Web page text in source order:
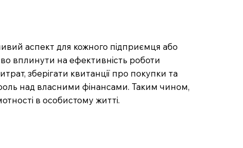
аспект для кожного підприємця або
вплинути на ефективність роботи
зберігати квитанції про покупки та
над власними фінансами. Таким чином,
в особистому житті.